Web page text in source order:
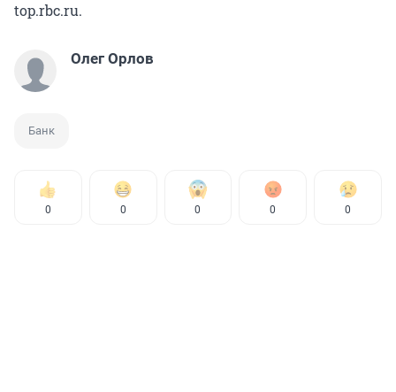
top.rbc.ru.
Олег Орлов
Банк
0 0 0 0 0